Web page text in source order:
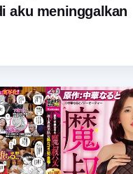
aku meninggalkan